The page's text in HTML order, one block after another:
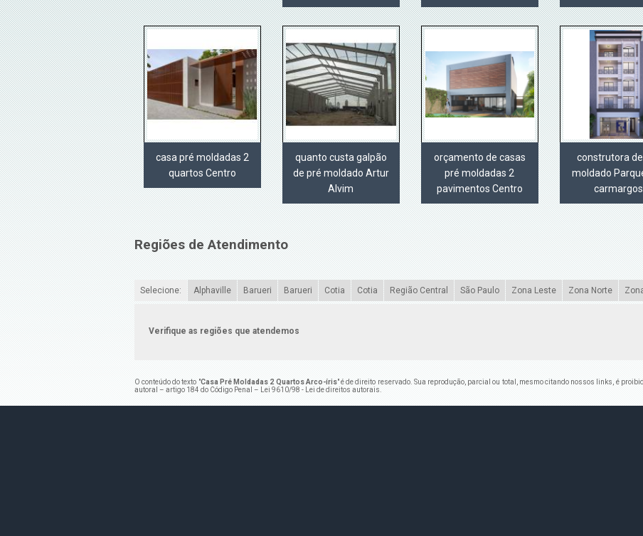
casa pré moldadas 2
quartos Centro
quanto custa galpão
de pré moldado Artur
Alvim
orçamento de casas
pré moldadas 2
pavimentos Centro
construtora
moldado
carmargos
Regiões de Atendimento
Selecione: Alphaville Barueri Barueri Cotia Cotia Região Central São Paulo Zona Leste Zona Norte
Verifique as regiões que atendemos
O conteúdo do texto "Casa Pré Moldadas 2 Quartos Arco-íris" é de direito reservado. Sua reprodução, parcial ou total, mesmo citando nossos links, é
autoral – artigo 184 do Código Penal –
Lei 9610/98 - Lei de direitos autorais